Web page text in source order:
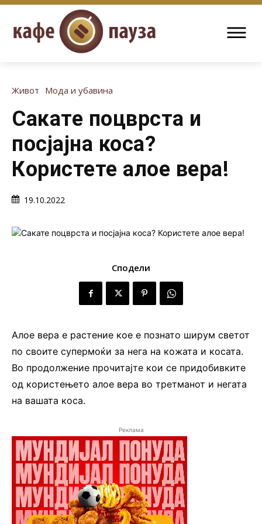
Живот Мода и убавина
Сакате поцврста и
посјајна коса?
Користете алое вера!
19.10.2022
Сподели
Алое вера е растение кое е познато ширум светот
по своите супермоќи за нега на кожата и косата.
Во продолжение прочитајте кои се придобивките
од користењето алое вера во третманот и негата
на вашата коса.
Реклама